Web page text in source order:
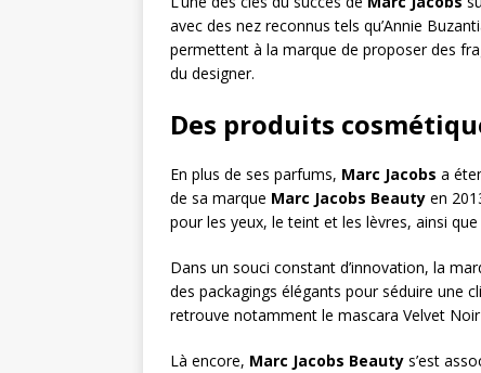
avec des nez reconnus tels qu’Annie
permettent à la marque de proposer des
du designer.
Des produits
En plus de ses parfums, Marc Jacobs a
de sa marque Marc Jacobs Beauty en
pour les yeux, le teint et les lèvres, ainsi
Dans un souci constant d’innovation, la
des packagings élégants pour séduire une
retrouve notamment le mascara Velvet
Là encore, Marc Jacobs Beauty s’est